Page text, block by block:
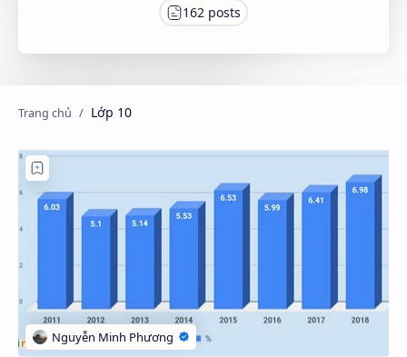
Lớp 10